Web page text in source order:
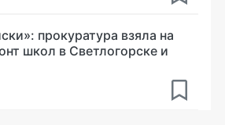
прокуратура взяла на
школ в Светлогорске и